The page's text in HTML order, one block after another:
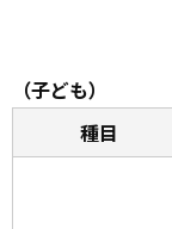
（子ども）
種目